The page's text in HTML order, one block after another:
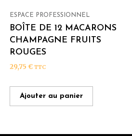
ESPACE PROFESSIONNEL
BOÎTE DE 12 MACARONS
CHAMPAGNE FRUITS
ROUGES
29,75 € TTC
Ajouter au panier